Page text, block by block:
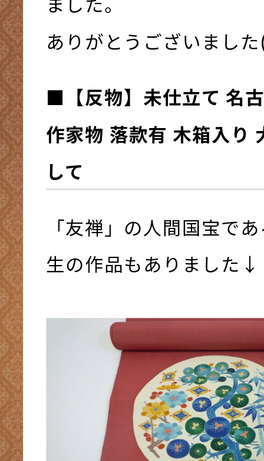
ありがとうございまし
■ 【反物】未仕立て 名
作家物 落款有 木箱入り
して
「友禅」の人間国宝で
生の作品もありました↓